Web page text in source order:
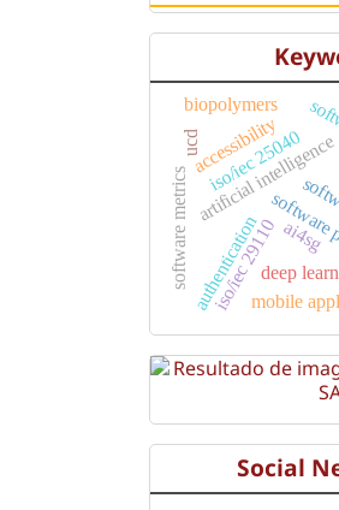
artificial intelligence
iso/iec 29110
iso/iec 25040
deep
software metricsauthentication
accessibility
mobile
ucd
biopolymers
ai4sg
Social